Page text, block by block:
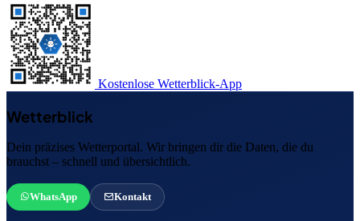
Kostenlose Wetterblick-App
Wetterblick
Dein präzises Wetterportal. Wir bringen dir die Daten, die du
brauchst – schnell und übersichtlich.
WhatsApp Kontakt